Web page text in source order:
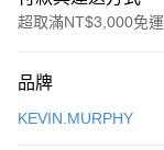
超取滿NT$3,000免運
信用卡一次付款
品牌
KEVIN.MURPHY